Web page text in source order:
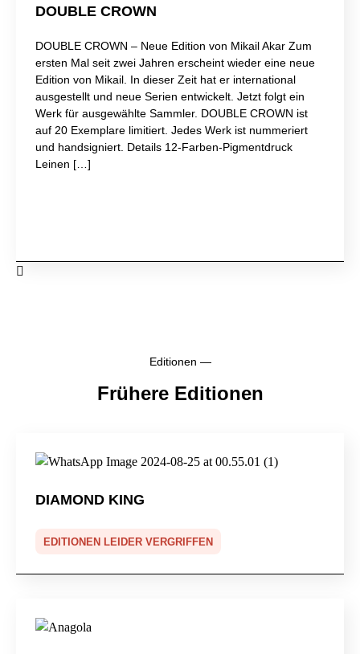
DOUBLE CROWN
DOUBLE CROWN – Neue Edition von Mikail Akar Zum
ersten Mal seit zwei Jahren erscheint wieder eine neue
Edition von Mikail. In dieser Zeit hat er international
ausgestellt und neue Serien entwickelt. Jetzt folgt ein
Werk für ausgewählte Sammler. DOUBLE CROWN ist
auf 20 Exemplare limitiert. Jedes Werk ist nummeriert
und handsigniert. Details 12-Farben-Pigmentdruck
Leinen […]
Editionen —
Frühere Editionen
DIAMOND KING
EDITIONEN LEIDER VERGRIFFEN